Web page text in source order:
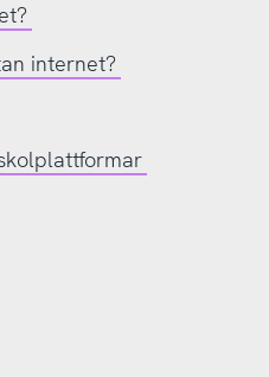
internet?